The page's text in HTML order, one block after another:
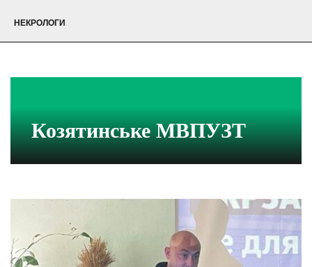
НЕКРОЛОГИ
Козятинське МВПУЗТ